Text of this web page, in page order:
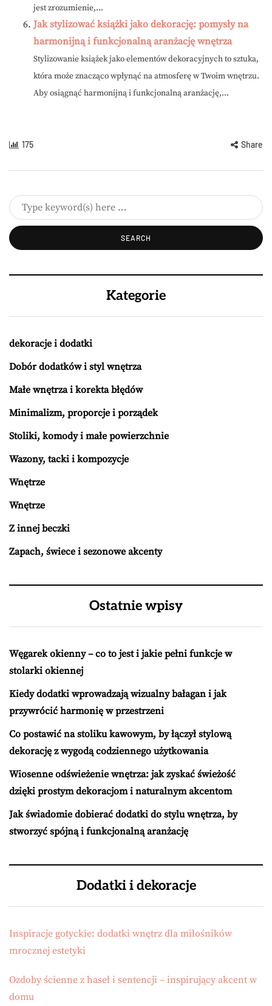
jest zrozumienie,...
Jak stylizować książki jako dekorację: pomysły na
harmonijną i funkcjonalną aranżację wnętrza
Stylizowanie książek jako elementów dekoracyjnych to sztuka,
która może znacząco wpłynąć na atmosferę w Twoim wnętrzu.
Aby osiągnąć harmonijną i funkcjonalną aranżację,...
175 Share
Kategorie
dekoracje i dodatki
Dobór dodatków i styl wnętrza
Małe wnętrza i korekta błędów
Minimalizm, proporcje i porządek
Stoliki, komody i małe powierzchnie
Wazony, tacki i kompozycje
Wnętrze
Wnętrze
Z innej beczki
Zapach, świece i sezonowe akcenty
Ostatnie wpisy
Węgarek okienny – co to jest i jakie pełni funkcje w
stolarki okiennej
Kiedy dodatki wprowadzają wizualny bałagan i jak
przywrócić harmonię w przestrzeni
Co postawić na stoliku kawowym, by łączył stylową
dekorację z wygodą codziennego użytkowania
Wiosenne odświeżenie wnętrza: jak zyskać świeżość
dzięki prostym dekoracjom i naturalnym akcentom
Jak świadomie dobierać dodatki do stylu wnętrza, by
stworzyć spójną i funkcjonalną aranżację
Dodatki i dekoracje
Inspiracje gotyckie: dodatki wnętrz dla miłośników
mrocznej estetyki
Ozdoby ścienne z haseł i sentencji – inspirujący akcent w
domu